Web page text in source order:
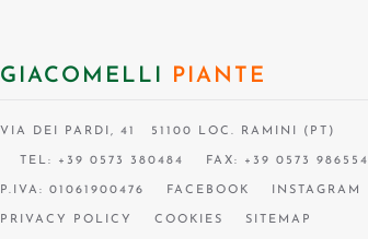
GIACOMELLI PIANTE
VIA DEI PARDI, 41 51100 LOC. RAMINI (PT)
TEL: +39 0573 380484 FAX: +39 0573 986554
P.IVA: 01061900476 FACEBOOK INSTAGRAM
PRIVACY POLICY COOKIES SITEMAP